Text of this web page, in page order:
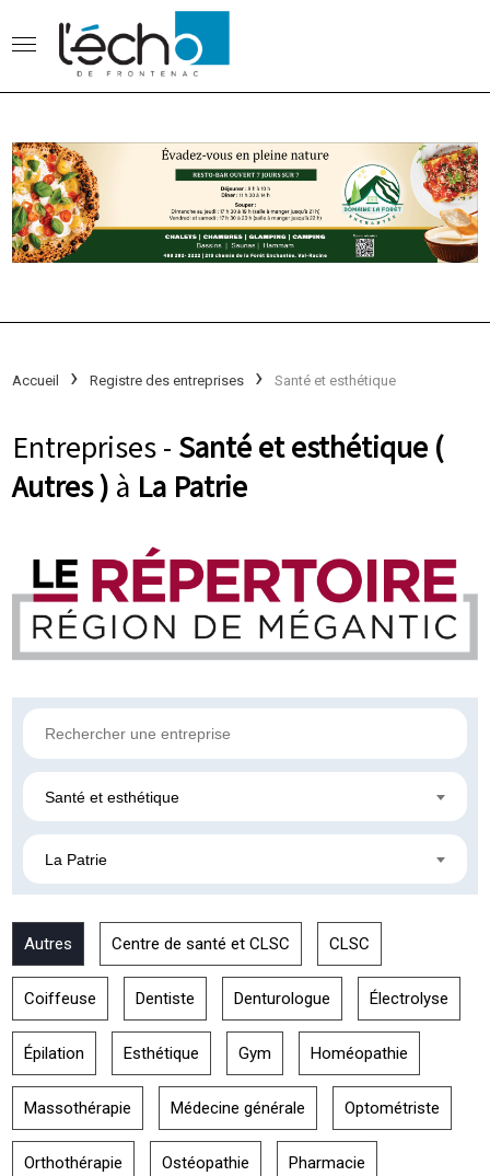
Accueil Registre des entreprises Santé et esthétique
Entreprises - Santé et esthétique (
Autres ) à La Patrie
Santé et esthétique
La Patrie
Autres Centre de santé et CLSC CLSC
Coiffeuse Dentiste Denturologue Électrolyse
Épilation Esthétique Gym Homéopathie
Massothérapie Médecine générale Optométriste
Orthothérapie Ostéopathie Pharmacie